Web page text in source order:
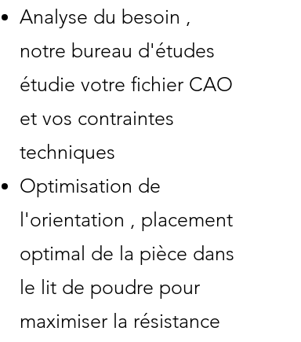
Analyse du besoin ,
notre bureau d'études
étudie votre fichier CAO
et vos contraintes
techniques
Optimisation de
l'orientation , placement
optimal de la pièce dans
le lit de poudre pour
maximiser la résistance